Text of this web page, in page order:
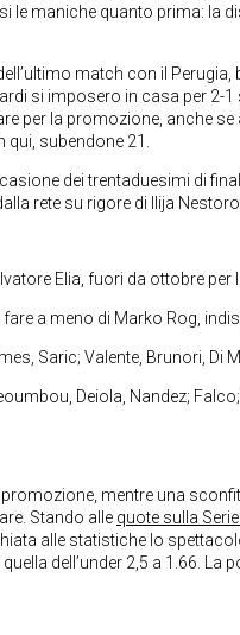
le maniche quanto prima: la
match con il Perugia,
si imposero in casa per 2-1
per la promozione, anche se
subendone 21.
dei trentaduesimi di
rete su rigore di Ilija
Elia, fuori da ottobre per
a meno di Marko Rog,
Saric; Valente, Brunori, Di
Deiola, Nandez; Falco;
mentre una
Stando alle quote sulla Serie
alle statistiche lo
dell’under 2,5 a 1.66. La